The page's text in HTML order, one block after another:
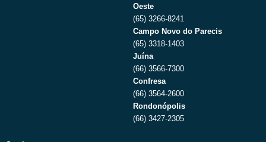
Oeste
(65) 3266-8241
Campo Novo do Parecis
(65) 3318-1403
Juína
(66) 3566-7300
Confresa
(66) 3564-2600
Rondonópolis
(66) 3427-2305